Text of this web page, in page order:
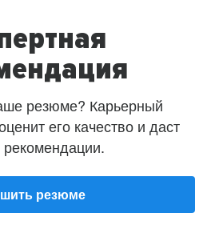
резюме? Карьерный
его качество и даст
резюме